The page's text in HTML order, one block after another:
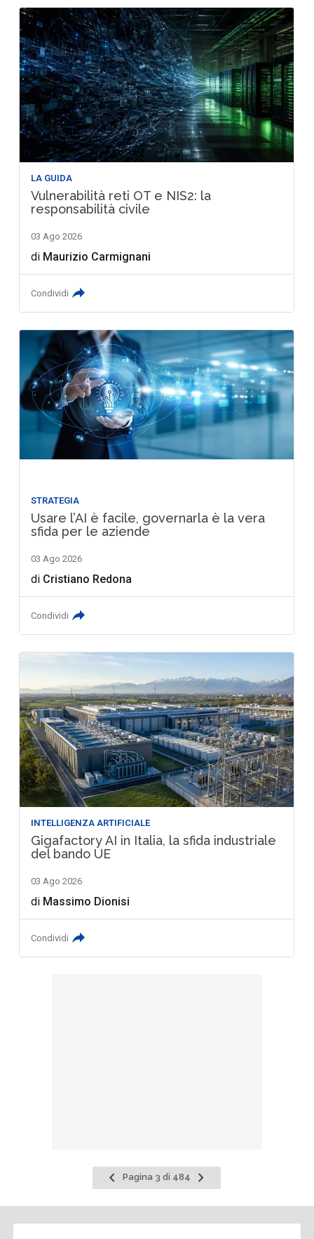
LA GUIDA
Vulnerabilità reti OT e NIS2: la
responsabilità civile
03 Ago 2026
di Maurizio Carmignani
Condividi
STRATEGIA
Usare l’AI è facile, governarla è la vera
sfida per le aziende
03 Ago 2026
di Cristiano Redona
Condividi
INTELLIGENZA ARTIFICIALE
Gigafactory AI in Italia, la sfida industriale
del bando UE
03 Ago 2026
di Massimo Dionisi
Condividi
Pagina
precedente
Pagina 3 di 484
Pagina
successiva